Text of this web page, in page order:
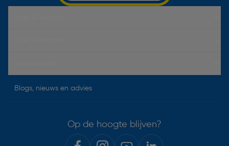
Blogs, nieuws en advies
Op de hoogte blijven?